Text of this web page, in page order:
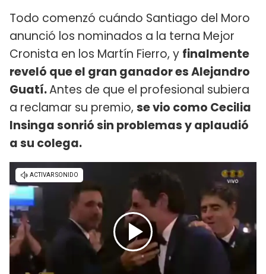
Todo comenzó cuándo Santiago del Moro
anunció los nominados a la terna Mejor
Cronista en los Martín Fierro, y finalmente
reveló que el gran ganador es Alejandro
Guatí.Antes de que el profesional subiera
a reclamar su premio, se vio como Cecilia
Insinga sonrió sin problemas y aplaudió
a su colega.